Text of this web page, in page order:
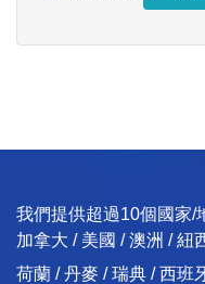
我們提供超過10個國家/
加拿大 / 美國 / 澳洲 / 紐
荷蘭 / 丹麥 / 瑞典 / 西班